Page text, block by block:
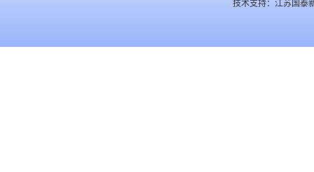
技术支持：江苏国泰